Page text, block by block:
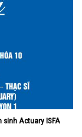
sinh Actuary ISFA